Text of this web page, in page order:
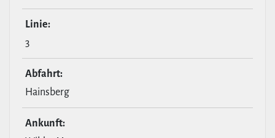
Linie:
3
Abfahrt:
Hainsberg
Ankunft: